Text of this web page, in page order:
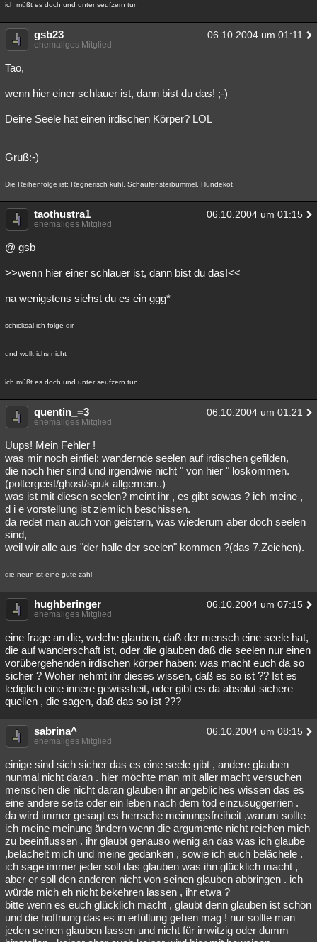
ich müßt es doch und unter seufzern tun
gsb23 06.10.2004 um 01:11
ehemaliges Mitglied
Tao,
wenn hier einer schlauer ist, dann bist du das! ;-)
Deine Seele hat einen irdischen Körper? LOL
Gruß:-)
Die Reihenfolge ist: Regnerisch kühl, Schaufensterbummel, Hundekot.
taothustra1 06.10.2004 um 01:15
ehemaliges Mitglied
@ gsb
>>wenn hier einer schlauer ist, dann bist du das!<<
na wenigstens siehst du es ein ggg*
schicksal ich folge dir
und wollt ichs nicht
ich müßt es doch und unter seufzern tun
quentin_=3 06.10.2004 um 01:21
ehemaliges Mitglied
Uups! Mein Fehler !
was mir noch einfiel: wandernde seelen auf irdischen gefilden,
die noch hier sind und irgendwie nicht " von hier " loskommen.
(poltergeist/ghost/spuk allgemein..)
was ist mit diesen seelen? meint ihr , es gibt sowas ? ich meine ,
d i e vorstellung ist ziemlich beschissen.
da redet man auch von geistern, was wiederum aber doch seelen
sind,
weil wir alle aus "der halle der seelen" kommen ?(das 7.Zeichen).
die neun ist eine gute zahl
hughberinger 06.10.2004 um 07:15
ehemaliges Mitglied
eine frage an die, welche glauben, daß der mensch eine seele hat,
die auf wanderschaft ist, oder die glauben daß die seelen nur einen
vorübergehenden irdischen körper haben: was macht euch da so
sicher ? Woher nehmt ihr dieses wissen, daß es so ist ?? Ist es
lediglich eine innere gewissheit, oder gibt es da absolut sichere
quellen , die sagen, daß das so ist ???
sabrina^ 06.10.2004 um 08:15
ehemaliges Mitglied
einige sind sich sicher das es eine seele gibt , andere glauben
nunmal nicht daran . hier möchte man mit aller macht versuchen
menschen die nicht daran glauben ihr angebliches wissen das es
eine andere seite oder ein leben nach dem tod einzusuggerrien .
da wird immer gesagt es herrsche meinungsfreiheit ,warum sollte
ich meine meinung ändern wenn die argumente nicht reichen mich
zu beeinflussen . ihr glaubt genauso wenig an das was ich glaube
,belächelt mich und meine gedanken , sowie ich euch belächele .
ich sage immer jeder soll das glauben was ihn glücklich macht ,
aber er soll den anderen nicht von seinen glauben abbringen . ich
würde mich eh nicht bekehren lassen , ihr etwa ?
bitte wenn es euch glücklich macht , glaubt denn glauben ist schön
und die hoffnung das es in erfüllung gehen mag ! nur sollte man
jeden seinen glauben lassen und nicht für irrwitzig oder dumm